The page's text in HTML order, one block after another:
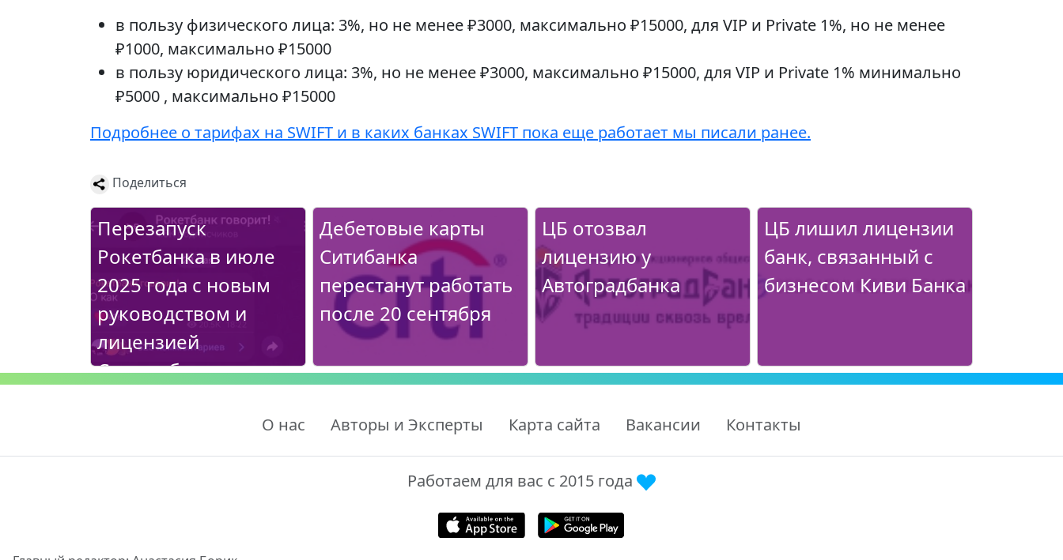
в пользу физического лица: 3%, но не менее ₽3000, максимально ₽15000, для VIP и Private 1%, но не менее
₽1000, максимально ₽15000
в пользу юридического лица: 3%, но не менее ₽3000, максимально ₽15000, для VIP и Private 1% минимально
₽5000 , максимально ₽15000
Подробнее о тарифах на SWIFT и в каких банках SWIFT пока еще работает мы писали ранее.
Поделиться
Перезапуск
Рокетбанка в июле
2025 года с новым
руководством и
лицензией
Совкомбанка
Дебетовые карты
Ситибанка
перестанут работать
после 20 сентября
ЦБ отозвал
лицензию у
Автоградбанка
ЦБ лишил лицензии
банк, связанный с
бизнесом Киви Банка
О нас Авторы и Эксперты Карта сайта Вакансии Контакты
Работаем для вас с 2015 года